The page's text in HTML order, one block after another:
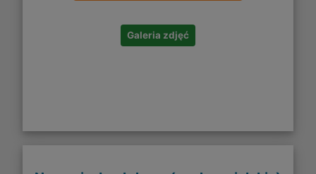
Galeria zdjęć